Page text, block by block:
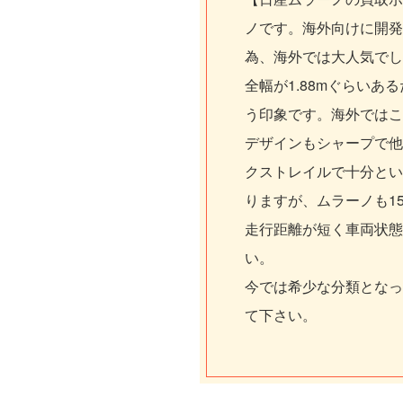
ノです。海外向けに開
為、海外では大人気で
全幅が1.88mぐらいあ
う印象です。海外では
デザインもシャープで
クストレイルで十分と
りますが、ムラーノも
走行距離が短く車両状
い。
今では希少な分類とな
て下さい。